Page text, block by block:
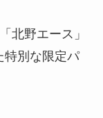
北野エース」
特別な限定パ